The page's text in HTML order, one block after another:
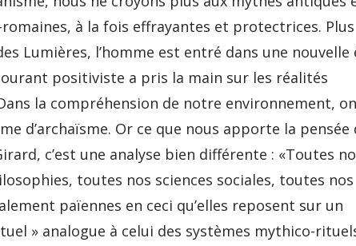
à la fois effrayantes et protectrices. Plus
Lumières, l’homme est entré dans une nouvelle
positiviste a pris la main sur les réalités
la compréhension de notre environnement, on
d’archaïsme. Or ce que nous apporte la pensée
c’est une analyse bien différente : «Toutes
toutes nos sciences sociales, toutes nos
païennes en ceci qu’elles reposent sur un
» analogue à celui des systèmes mythico-